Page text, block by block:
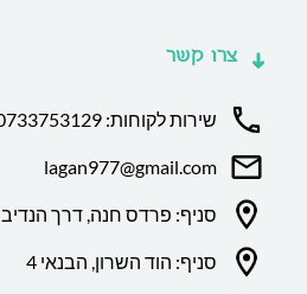
צרו קשר
שירות לקוחות: 0733753129
lagan977@gmail.com
סניף: פרדס חנה, דרך הנדיב 89
סניף: הוד השרון, הבנאי 4